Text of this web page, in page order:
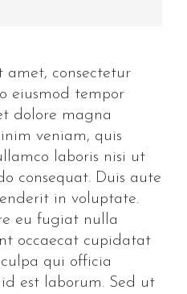
amet, consectetur
eiusmod tempor
dolore magna
veniam, quis
laboris nisi ut
consequat. Duis aute
in voluptate.
eu fugiat nulla
occaecat cupidatat
qui officia
est laborum. Sed ut